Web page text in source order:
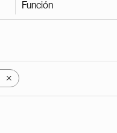
Función
X